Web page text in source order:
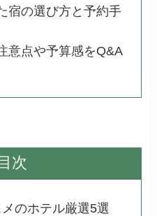
宿の選び方と予約手
意点や予算感をQ&A
目次
のホテル厳選5選